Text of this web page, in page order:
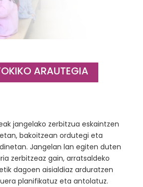
ARAUTEGIA
jangelako zerbitzua eskaintzen
bakoitzean ordutegi eta
Jangelan lan egiten duten
zerbitzeaz gain, arratsaldeko
dagoen aisialdiaz arduratzen
planifikatuz eta antolatuz.